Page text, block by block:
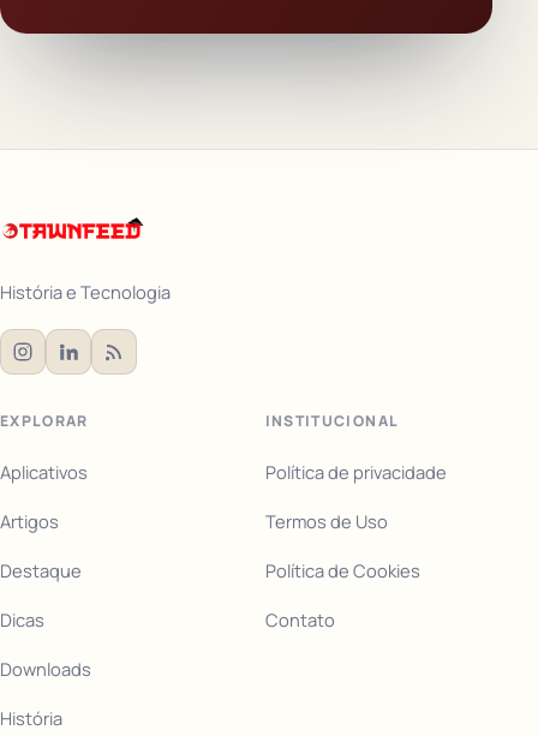
História e Tecnologia
EXPLORAR
Aplicativos
Artigos
Destaque
Dicas
Downloads
História
INSTITUCIONAL
Política de privacidade
Termos de Uso
Política de Cookies
Contato